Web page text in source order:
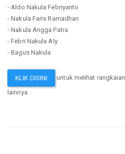
- Aldo Nakula Febriyanto
- Nakula Faris Ramadhan
- Nakula Angga Patra
- Febri Nakula Aly
- Bagus Nakula
KLIK DISINI untuk melihat rangkaian
lainnya.